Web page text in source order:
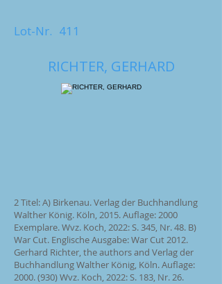
Lot-Nr. 411
RICHTER, GERHARD
2 Titel: A) Birkenau. Verlag der Buchhandlung
Walther König. Köln, 2015. Auflage: 2000
Exemplare. Wvz. Koch, 2022: S. 345, Nr. 48. B)
War Cut. Englische Ausgabe: War Cut 2012.
Gerhard Richter, the authors and Verlag der
Buchhandlung Walther König, Köln. Auflage:
2000. (930)Wvz. Koch, 2022: S. 183, Nr. 26.